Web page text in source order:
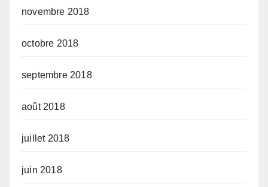
novembre 2018
octobre 2018
septembre 2018
août 2018
juillet 2018
juin 2018